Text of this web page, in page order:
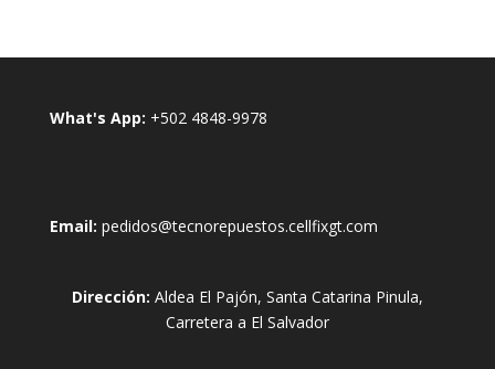
What's App: +502 4848-9978
Email: pedidos@tecnorepuestos.cellfixgt.com
Dirección: Aldea El Pajón, Santa Catarina Pinula,
Carretera a El Salvador